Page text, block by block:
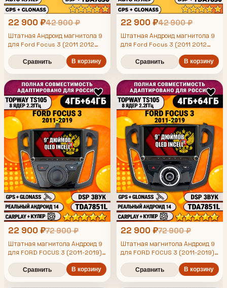
22 900 ₽42 900 ₽
Штатная Андроид магнитола 9
для Ford Focus 3 (2011 2012
2019), TS105 8 ядер, 4/64гб,
Qled Incell, CarPlay/Android
Сравнить В корзину
22 900 ₽42 900 ₽
Штатная Андроид магнитола 9
для Ford Focus 3 (2011 2012
2019), TS105 8 ядер, 4/64гб,
Qled Incell, CarPlay/Android
Сравнить В корзину
22 900 ₽72 900 ₽
Штатная магнитола Андроид 9
для FORD FOCUS 3 (2011-2019),
4/64гб, DSP, Topway TS105,
беспроводной CarPlay и Android
Auto, GPS и ГЛОНАСС
Сравнить В корзину
22 900 ₽72 900 ₽
Штатная магнитола Андроид 9
для FORD FOCUS 3 (2011-2019),
4/64гб, DSP, Topway TS105,
беспроводной CarPlay и Android
Auto, GPS и ГЛОНАСС
Сравнить В корзину